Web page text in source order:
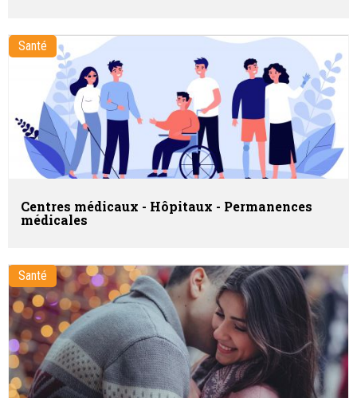
Santé
Centres médicaux - Hôpitaux - Permanences
médicales
Santé